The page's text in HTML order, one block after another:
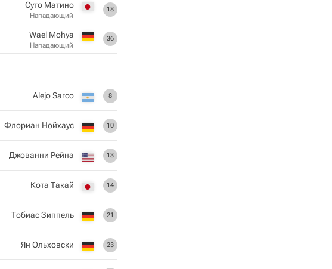
18
Суто Матино
Нападающий
36
Wael Mohya
Нападающий
8
Alejo Sarco
10
Флориан Нойхаус
13
Джованни Рейна
14
Кота Такай
21
Тобиас Зиппель
23
Ян Ольховски